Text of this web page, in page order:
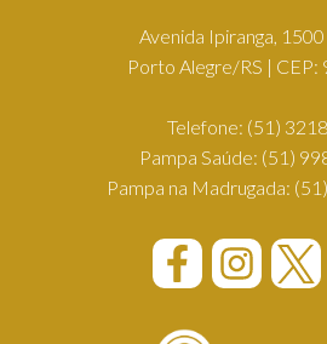
Avenida Ipiranga, 1500
Porto Alegre/RS | CEP:
Telefone: (51)
Pampa Saúde: (51)
Pampa na Madrugada: